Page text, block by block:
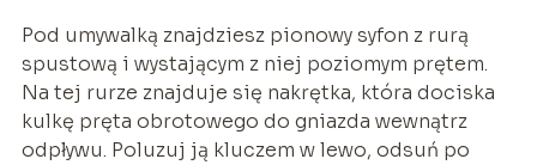
Pod umywalką znajdziesz pionowy syfon z rurą
spustową i wystającym z niej poziomym prętem.
Na tej rurze znajduje się nakrętka, która dociska
kulkę pręta obrotowego do gniazda wewnątrz
odpływu. Poluzuj ją kluczem w lewo, odsuń po